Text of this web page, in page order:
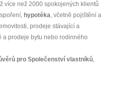
více než 2000 spokojených klientů
hypotéka , včetně pojištění a
prodeje stávající a
prodeje bytu nebo rodinného
pro Společenství vlastníků